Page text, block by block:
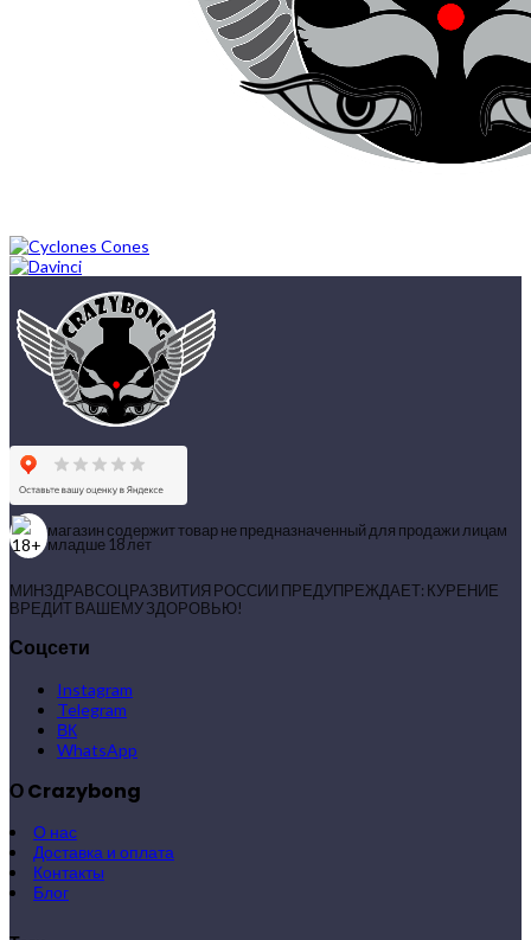
магазин содержит товар не предназначенный для продажи лицам
младше 18 лет
МИНЗДРАВСОЦРАЗВИТИЯ РОССИИ ПРЕДУПРЕЖДАЕТ: КУРЕНИЕ
ВРЕДИТ ВАШЕМУ ЗДОРОВЬЮ!
Соцсети
Instagram
Telegram
ВК
WhatsApp
О Crazybong
О нас
Доставка и оплата
Контакты
Блог